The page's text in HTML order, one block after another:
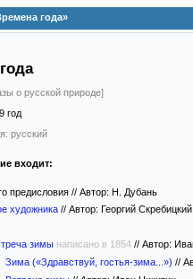
года»
о русской природе]
год
русский
входит:
предисловия // Автор: Н. Дубань
художника // Автор: Георгий Скребицкий
зимы написано в 1854 // Автор:
Зима («Здравствуй, гостья-зима...») //